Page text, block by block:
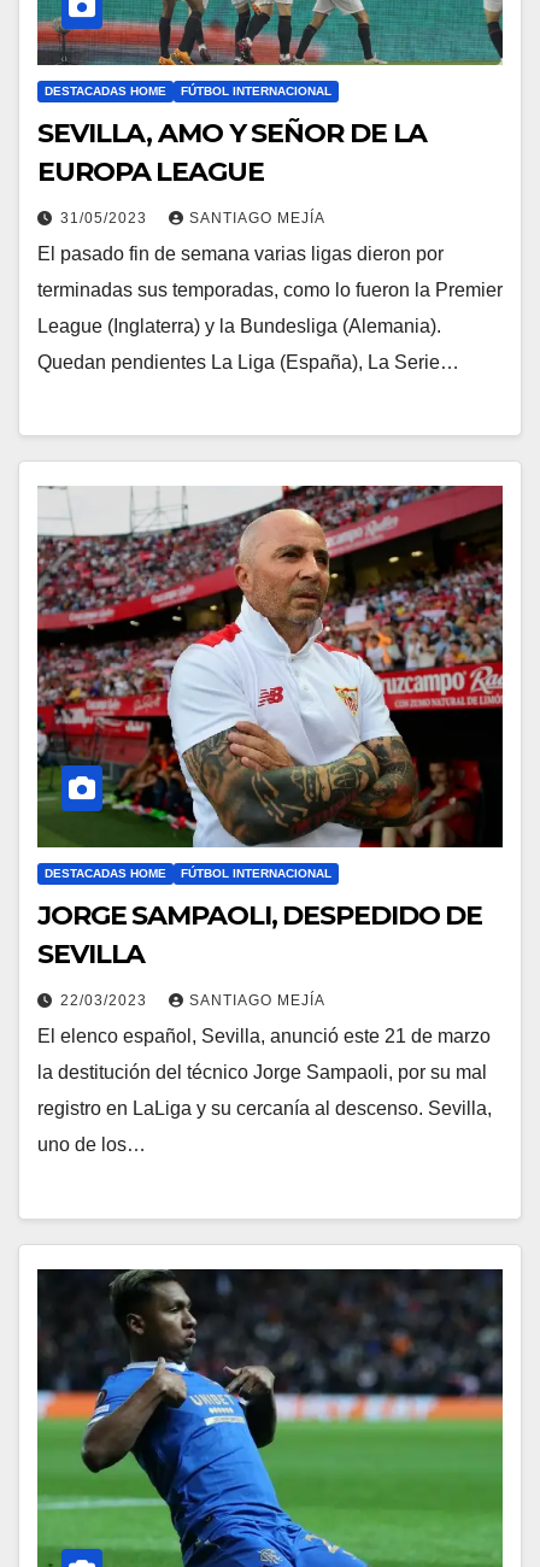
DESTACADAS HOME FÚTBOL INTERNACIONAL
SEVILLA, AMO Y SEÑOR DE LA
EUROPA LEAGUE
31/05/2023 SANTIAGO MEJÍA
El pasado fin de semana varias ligas dieron por
terminadas sus temporadas, como lo fueron la Premier
League (Inglaterra) y la Bundesliga (Alemania).
Quedan pendientes La Liga (España), La Serie…
DESTACADAS HOME FÚTBOL INTERNACIONAL
JORGE SAMPAOLI, DESPEDIDO DE
SEVILLA
22/03/2023 SANTIAGO MEJÍA
El elenco español, Sevilla, anunció este 21 de marzo
la destitución del técnico Jorge Sampaoli, por su mal
registro en LaLiga y su cercanía al descenso. Sevilla,
uno de los…